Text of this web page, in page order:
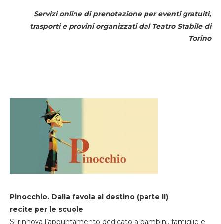
Servizi online di prenotazione per eventi gratuiti,
trasporti e provini organizzati dal Teatro Stabile di
Torino
Pinocchio. Dalla favola al destino (parte II)
recite per le scuole
Si rinnova l’appuntamento dedicato a bambini, famiglie e